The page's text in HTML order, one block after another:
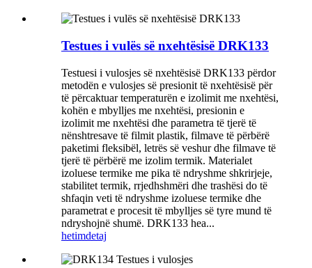
Testues i vulës së nxehtësisë DRK133
Testuesi i vulosjes së nxehtësisë DRK133 përdor
metodën e vulosjes së presionit të nxehtësisë për
të përcaktuar temperaturën e izolimit me nxehtësi,
kohën e mbylljes me nxehtësi, presionin e
izolimit me nxehtësi dhe parametra të tjerë të
nënshtresave të filmit plastik, filmave të përbërë
paketimi fleksibël, letrës së veshur dhe filmave të
tjerë të përbërë me izolim termik. Materialet
izoluese termike me pika të ndryshme shkrirjeje,
stabilitet termik, rrjedhshmëri dhe trashësi do të
shfaqin veti të ndryshme izoluese termike dhe
parametrat e procesit të mbylljes së tyre mund të
ndryshojnë shumë. DRK133 hea...
hetimdetaj